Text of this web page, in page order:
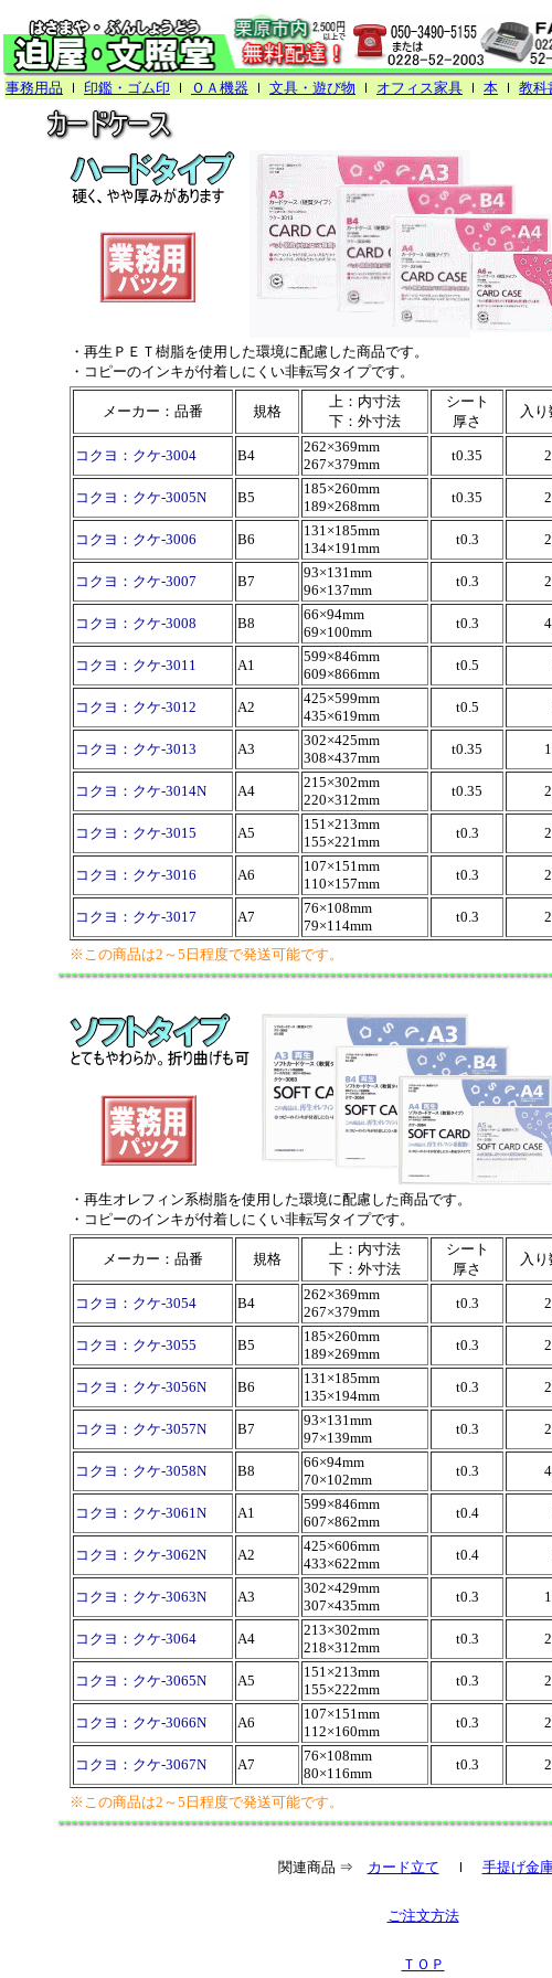
事務用品 ｌ 印鑑・ゴム印 ｌ ＯＡ機器 ｌ 文具・遊び物 ｌ オフィス家具 ｌ 本 ｌ 教科
・再生ＰＥＴ樹脂を使用した環境に配慮した商品です。
・コピーのインキが付着しにくい非転写タイプです。
メーカー：品番 規格
上：内寸法
下：外寸法
シート
厚さ
入り
コクヨ：クケ-3004 B4
262×369mm
267×379mm
t0.35
コクヨ：クケ-3005N B5
185×260mm
189×268mm
t0.35
コクヨ：クケ-3006 B6
131×185mm
134×191mm
t0.3
コクヨ：クケ-3007 B7
93×131mm
96×137mm
t0.3
コクヨ：クケ-3008 B8
66×94mm
69×100mm
t0.3
コクヨ：クケ-3011 A1
599×846mm
609×866mm
t0.5
コクヨ：クケ-3012 A2
425×599mm
435×619mm
t0.5
コクヨ：クケ-3013 A3
302×425mm
308×437mm
t0.35
コクヨ：クケ-3014N A4
215×302mm
220×312mm
t0.35
コクヨ：クケ-3015 A5
151×213mm
155×221mm
t0.3
コクヨ：クケ-3016 A6
107×151mm
110×157mm
t0.3
コクヨ：クケ-3017 A7
76×108mm
79×114mm
t0.3
※この商品は2～5日程度で発送可能です。
・再生オレフィン系樹脂を使用した環境に配慮した商品です。
・コピーのインキが付着しにくい非転写タイプです。
メーカー：品番 規格
上：内寸法
下：外寸法
シート
厚さ
入り
コクヨ：クケ-3054 B4
262×369mm
267×379mm
t0.3
コクヨ：クケ-3055 B5
185×260mm
189×269mm
t0.3
コクヨ：クケ-3056N B6
131×185mm
135×194mm
t0.3
コクヨ：クケ-3057N B7
93×131mm
97×139mm
t0.3
コクヨ：クケ-3058N B8
66×94mm
70×102mm
t0.3
コクヨ：クケ-3061N A1
599×846mm
607×862mm
t0.4
コクヨ：クケ-3062N A2
425×606mm
433×622mm
t0.4
コクヨ：クケ-3063N A3
302×429mm
307×435mm
t0.3
コクヨ：クケ-3064 A4
213×302mm
218×312mm
t0.3
コクヨ：クケ-3065N A5
151×213mm
155×222mm
t0.3
コクヨ：クケ-3066N A6
107×151mm
112×160mm
t0.3
コクヨ：クケ-3067N A7
76×108mm
80×116mm
t0.3
※この商品は2～5日程度で発送可能です。
関連商品 ⇒ カード立て ｌ 手提げ金
ご注文方法
ＴＯＰ